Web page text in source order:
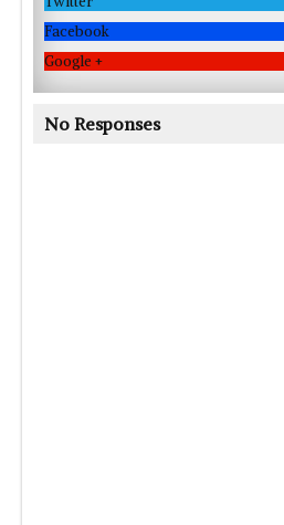
Facebook
Google +
No Responses